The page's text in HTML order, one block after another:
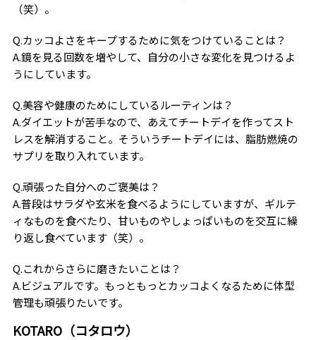
（笑）。
Q.カッコよさをキープするために気をつけていることは？
A.鏡を見る回数を増やして、自分の小さな変化を見つけるよ
うにしています。
Q.美容や健康のためにしているルーティンは？
A.ダイエットが苦手なので、あえてチートデイを作ってスト
レスを解消すること。そういうチートデイには、脂肪燃焼の
サプリを取り入れています。
Q.頑張った自分へのご褒美は？
A.普段はサラダや玄米を食べるようにしていますが、ギルテ
ィなものを食べたり、甘いものやしょっぱいものを交互に繰
り返し食べています（笑）。
Q.これからさらに磨きたいことは？
A.ビジュアルです。もっともっとカッコよくなるために体型
管理も頑張りたいです。
KOTARO（コタロウ）